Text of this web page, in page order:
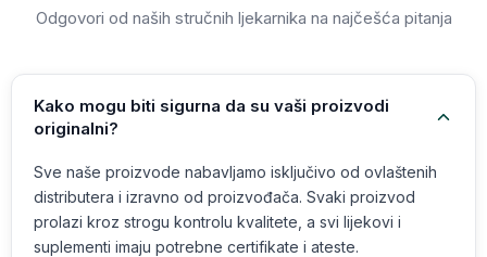
Odgovori od naših stručnih ljekarnika na najčešća pitanja
Kako mogu biti sigurna da su vaši proizvodi
originalni?
Sve naše proizvode nabavljamo isključivo od ovlaštenih
distributera i izravno od proizvođača. Svaki proizvod
prolazi kroz strogu kontrolu kvalitete, a svi lijekovi i
suplementi imaju potrebne certifikate i ateste.